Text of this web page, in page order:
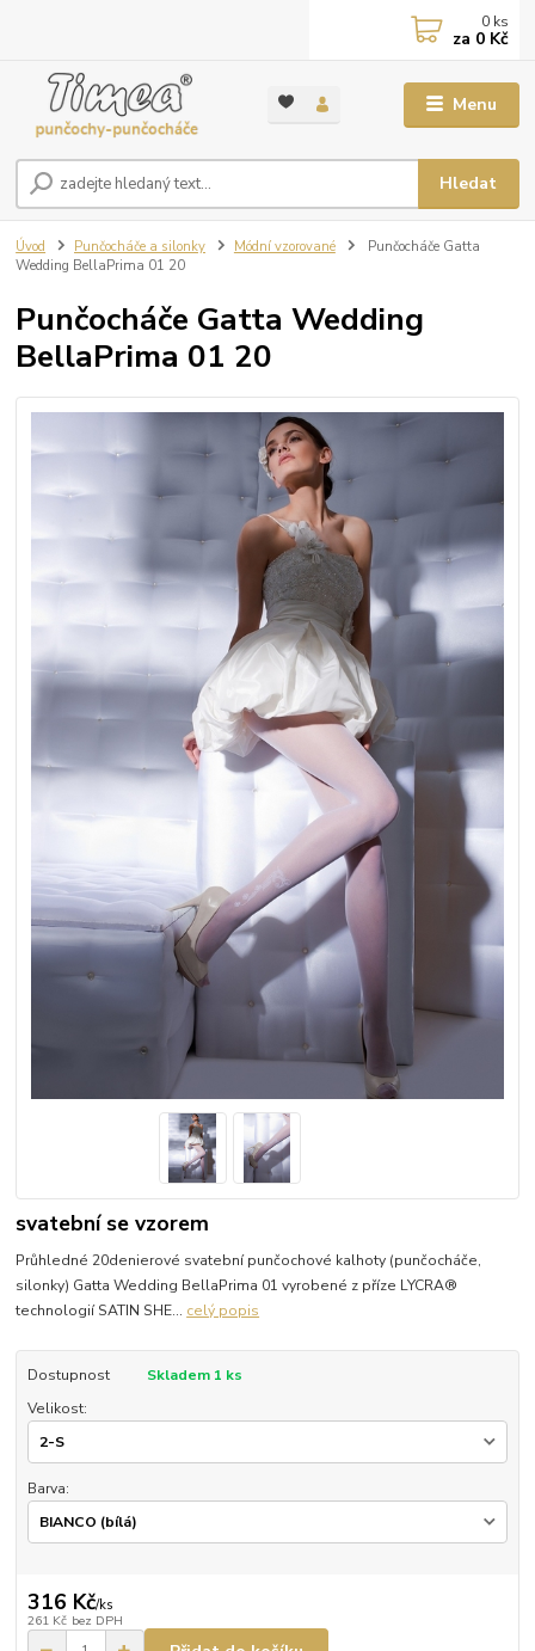
Menu
Hledat
0 ks
za 0 Kč
Úvod Punčocháče a silonky Módní vzorované
Punčocháče Gatta
Wedding BellaPrima 01 20
Punčocháče Gatta Wedding
BellaPrima 01 20
svatební se vzorem
Průhledné 20denierové svatební punčochové kalhoty (punčocháče,
silonky) Gatta Wedding BellaPrima 01 vyrobené z příze LYCRA®
technologií SATIN SHE... celý popis
Dostupnost
Skladem 1 ks
Velikost:
Barva:
316 Kč/ks
261 Kč bez DPH